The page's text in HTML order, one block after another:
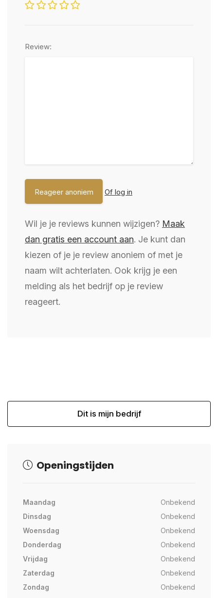
Review:
Of log in
Wil je je reviews kunnen wijzigen? Maak
dan gratis een account aan. Je kunt dan
kiezen of je je review anoniem of met je
naam wilt achterlaten. Ook krijg je een
melding als het bedrijf op je review
reageert.
Dit is mijn bedrijf
Openingstijden
Maandag
Onbekend
Dinsdag
Onbekend
Woensdag
Onbekend
Donderdag
Onbekend
Vrijdag
Onbekend
Zaterdag
Onbekend
Zondag
Onbekend